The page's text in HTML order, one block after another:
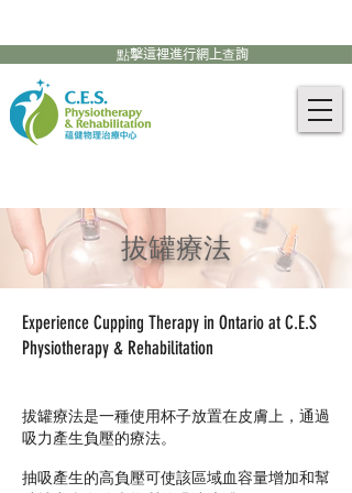
點擊這裡進行網上查詢
拔罐療法
Experience Cupping Therapy in Ontario at C.E.S
Physiotherapy & Rehabilitation
拔罐療法是一種使用杯子放置在皮膚上，通過
吸力產生負壓的療法。
抽吸產生的高負壓可使該區域血容量增加和幫